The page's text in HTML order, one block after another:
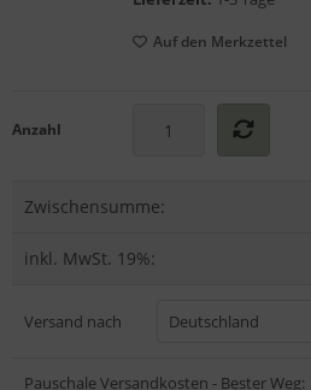
Auf den Merkzettel
Anzahl
Zwischensumme:
inkl. MwSt. 19%:
Versand nach Deutschland
Pauschale Versandkosten - Bester Weg: